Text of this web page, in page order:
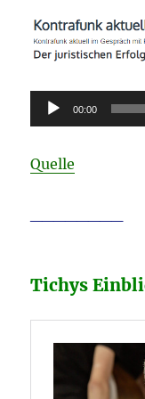
Audio-
Player
00:00
Quelle
Tichys